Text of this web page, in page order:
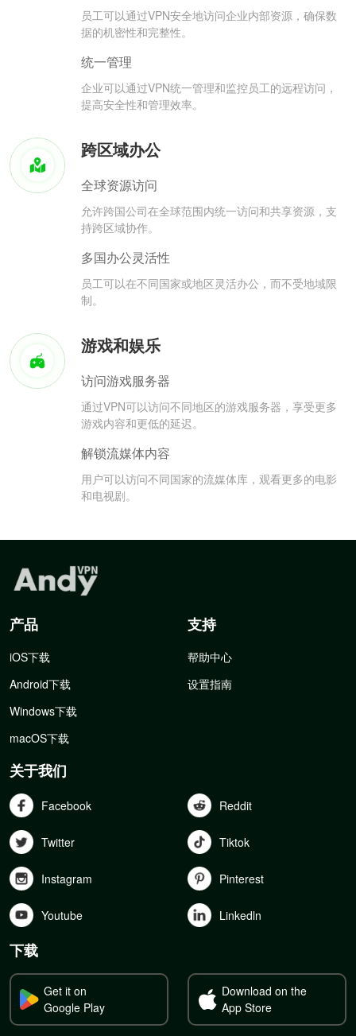
员工可以通过VPN安全地访问企业内部资源，确保数
据的机密性和完整性。
统一管理
企业可以通过VPN统一管理和监控员工的远程访问，
提高安全性和管理效率。
跨区域办公
全球资源访问
允许跨国公司在全球范围内统一访问和共享资源，支
持跨区域协作。
多国办公灵活性
员工可以在不同国家或地区灵活办公，而不受地域限
制。
游戏和娱乐
访问游戏服务器
通过VPN可以访问不同地区的游戏服务器，享受更多
游戏内容和更低的延迟。
解锁流媒体内容
用户可以访问不同国家的流媒体库，观看更多的电影
和电视剧。
产品
iOS下载
Android下载
Windows下载
macOS下载
支持
帮助中心
设置指南
关于我们
Facebook Reddit
Twitter Tiktok
Instagram Pinterest
Youtube Linkedln
下载
Get it on
Google Play
Download on the
App Store